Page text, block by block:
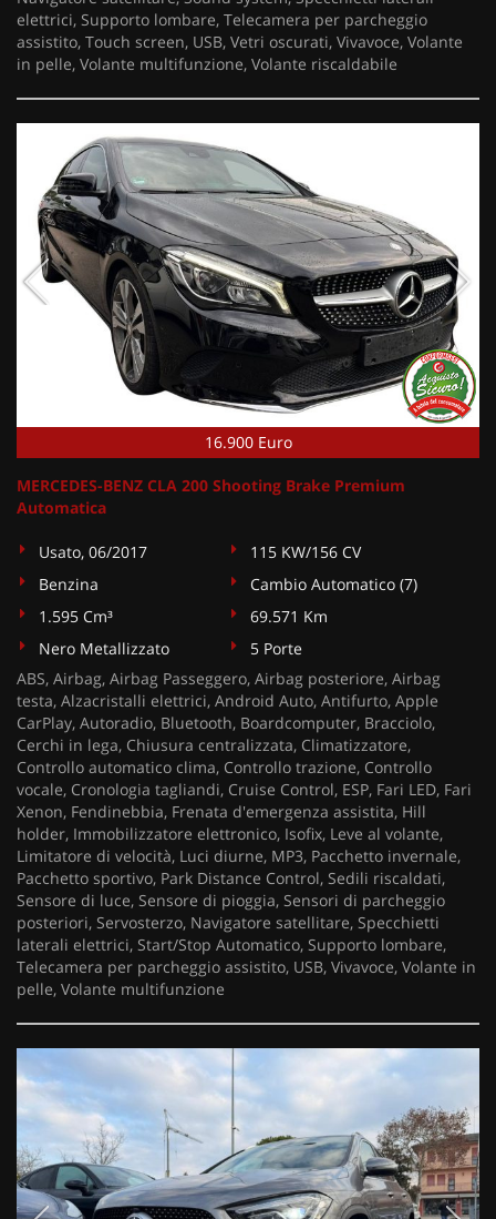
elettrici, Supporto lombare, Telecamera per parcheggio
assistito, Touch screen, USB, Vetri oscurati, Vivavoce, Volante
in pelle, Volante multifunzione, Volante riscaldabile
16.900 Euro
MERCEDES-BENZ CLA 200 Shooting Brake Premium
Automatica
Usato, 06/2017
115 KW/156 CV
Benzina
Cambio Automatico (7)
1.595 Cm³
69.571 Km
Nero Metallizzato
5 Porte
ABS, Airbag, Airbag Passeggero, Airbag posteriore, Airbag
testa, Alzacristalli elettrici, Android Auto, Antifurto, Apple
CarPlay, Autoradio, Bluetooth, Boardcomputer, Bracciolo,
Cerchi in lega, Chiusura centralizzata, Climatizzatore,
Controllo automatico clima, Controllo trazione, Controllo
vocale, Cronologia tagliandi, Cruise Control, ESP, Fari LED, Fari
Xenon, Fendinebbia, Frenata d'emergenza assistita, Hill
holder, Immobilizzatore elettronico, Isofix, Leve al volante,
Limitatore di velocità, Luci diurne, MP3, Pacchetto invernale,
Pacchetto sportivo, Park Distance Control, Sedili riscaldati,
Sensore di luce, Sensore di pioggia, Sensori di parcheggio
posteriori, Servosterzo, Navigatore satellitare, Specchietti
laterali elettrici, Start/Stop Automatico, Supporto lombare,
Telecamera per parcheggio assistito, USB, Vivavoce, Volante in
pelle, Volante multifunzione